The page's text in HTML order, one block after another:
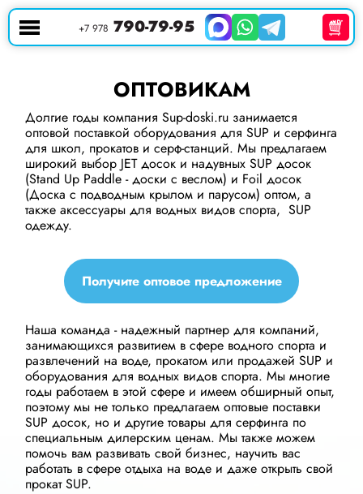
+7 978 790-79-95
ОПТОВИКАМ
Долгие годы компания Sup-doski.ru занимается
оптовой поставкой оборудования для SUP и серфинга
для школ, прокатов и серф-станций. Мы предлагаем
широкий выбор JET досок и надувных SUP досок
(Stand Up Paddle - доски с веслом) и Foil досок
(Доска с подводным крылом и парусом) оптом, а
также аксессуары для водных видов спорта, SUP
одежду.
Получите оптовое предложение
Наша команда - надежный партнер для компаний,
занимающихся развитием в сфере водного спорта и
развлечений на воде, прокатом или продажей SUP и
оборудования для водных видов спорта. Мы многие
годы работаем в этой сфере и имеем обширный опыт,
поэтому мы не только предлагаем оптовые поставки
SUP досок, но и другие товары для серфинга по
специальным дилерским ценам. Мы также можем
помочь вам развивать свой бизнес, научить вас
работать в сфере отдыха на воде и даже открыть свой
прокат SUP.